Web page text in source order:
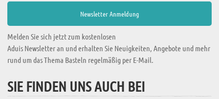
Melden Sie sich jetzt zum kostenlosen
Aduis Newsletter an und erhalten Sie Neuigkeiten, Angebote und mehr
rund um das Thema Basteln regelmäßig per E-Mail.
SIE FINDEN UNS AUCH BEI